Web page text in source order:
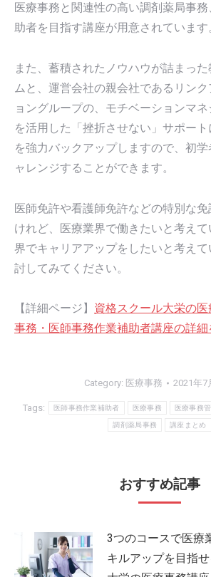
医療事務と関連性の高い調剤薬局事
助者を目指す講座が用意されています
また、蓄積されたノウハウが詰まっ
ムと、運営会社の親会社であるリン
ョングループの、モチベーションマ
を活用した「挫折させない」サポー
を強力バックアップしますので、初
ャレンジすることができます。
医師免許や看護師免許などの特別な
けれど、医療業界で働きたいと考え
界でキャリアアップをしたいと考え
討してみてください。
【詳細ページ】 資格スクール大栄の
事務・医師事務作業補助者講座の詳細
Category: 医療事務 2021年7
Tags: 医師事務作業補助者 医療事務 医療事務
調剤薬局事務 講座まとめ
おすすめ記事
3つのコースで医療
キルアップを目指